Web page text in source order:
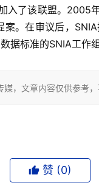
入了该联盟。2005
案。在审议后，
据标准的SNIA工作组
，文章内容仅供参考，
赞 (0)